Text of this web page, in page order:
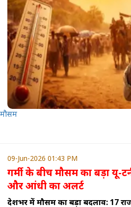
मौसम
09-Jun-2026 01:43 PM
गर्मी के बीच मौसम का बड़ा यू-
और आंधी का अलर्ट
देशभर में मौसम का बड़ा बदलाव: 17